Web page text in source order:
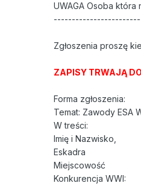
UWAGA Osoba
Zgłoszenia proszę
ZAPISY TRWAJĄ
Forma zgłoszenia:
Temat: Zawody ESA
W treści:
Imię i Nazwisko,
Eskadra
Miejscowość
Konkurencja WWI: